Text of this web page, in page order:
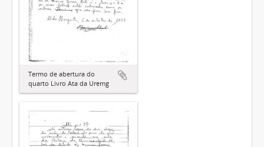
Termo de abertura do
quarto Livro Ata da Uremg